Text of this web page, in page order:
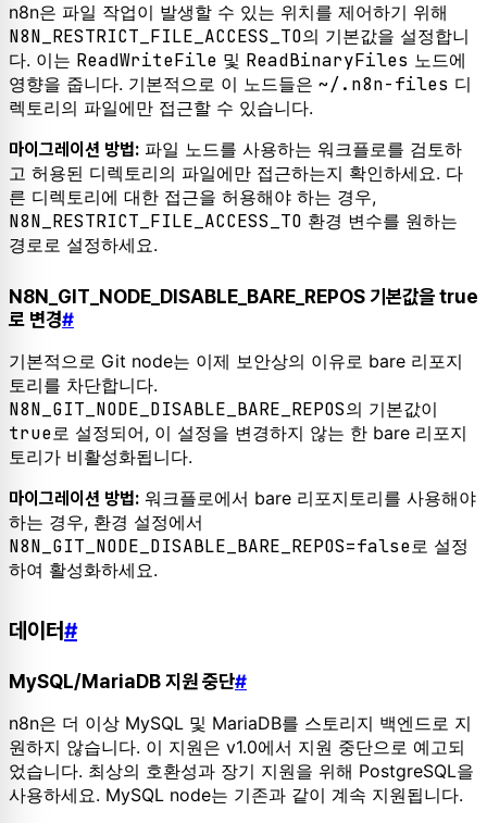
n8n은 파일 작업이 발생할 수 있는 위치를 제어하기 위해
N8N_RESTRICT_FILE_ACCESS_TO의 기본값을 설정합니
다. 이는 ReadWriteFile 및 ReadBinaryFiles 노드에
영향을 줍니다. 기본적으로 이 노드들은 ~/.n8n-files 디
렉토리의 파일에만 접근할 수 있습니다.
마이그레이션 방법: 파일 노드를 사용하는 워크플로를 검토하
고 허용된 디렉토리의 파일에만 접근하는지 확인하세요. 다
른 디렉토리에 대한 접근을 허용해야 하는 경우,
N8N_RESTRICT_FILE_ACCESS_TO 환경 변수를 원하는
경로로 설정하세요.
N8N_GIT_NODE_DISABLE_BARE_REPOS 기본값을 true
로 변경#
기본적으로 Git node는 이제 보안상의 이유로 bare 리포지
토리를 차단합니다.
N8N_GIT_NODE_DISABLE_BARE_REPOS의 기본값이
true로 설정되어, 이 설정을 변경하지 않는 한 bare 리포지
토리가 비활성화됩니다.
마이그레이션 방법: 워크플로에서 bare 리포지토리를 사용해야
하는 경우, 환경 설정에서
N8N_GIT_NODE_DISABLE_BARE_REPOS=false로 설정
하여 활성화하세요.
데이터#
MySQL/MariaDB 지원 중단#
n8n은 더 이상 MySQL 및 MariaDB를 스토리지 백엔드로 지
원하지 않습니다. 이 지원은 v1.0에서 지원 중단으로 예고되
었습니다. 최상의 호환성과 장기 지원을 위해 PostgreSQL을
사용하세요. MySQL node는 기존과 같이 계속 지원됩니다.